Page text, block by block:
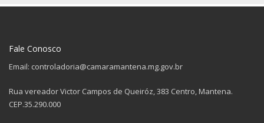
Fale Conosco
Email: controladoria@camaramantena.mg.gov.br
Rua vereador Victor Campos de Queiróz, 383 Centro, Mantena.
CEP.35.290.000